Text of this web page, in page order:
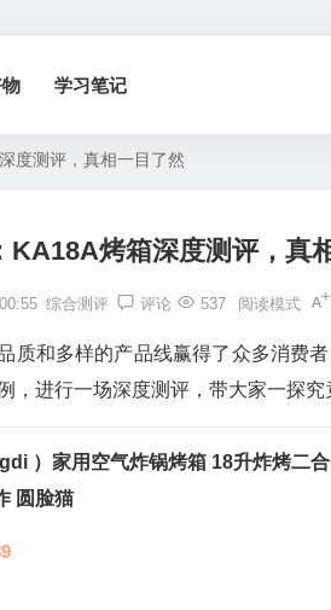
学习笔记
度测评，真相一目了然
KA18A烤箱深度测评，真
综合测评 评论 537 阅读模式
质和多样的产品线赢得了众多消费
进行一场深度测评，带大家一探究
）家用空气炸锅烤箱 18升炸烤二
圆脸猫